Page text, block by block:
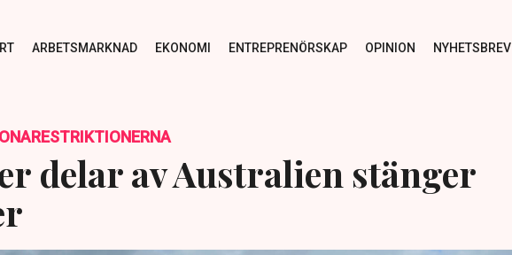
ARBETSMARKNAD EKONOMI ENTREPRENÖRSKAP OPINION NYHETSBREV
delar av Australien stänger